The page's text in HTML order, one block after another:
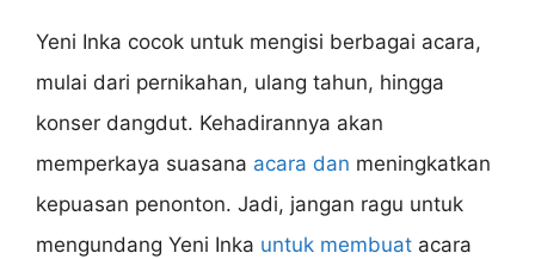
Yeni Inka cocok untuk mengisi berbagai acara,
mulai dari pernikahan, ulang tahun, hingga
konser dangdut. Kehadirannya akan
memperkaya suasana acara dan meningkatkan
kepuasan penonton. Jadi, jangan ragu untuk
mengundang Yeni Inka untuk membuat acara